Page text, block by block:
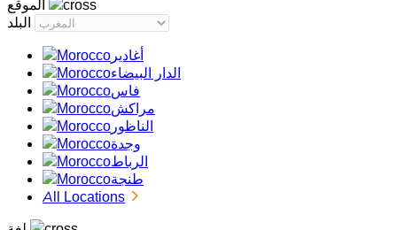
أغادير
الدار البيضاء
فاس
مراكش
الناظور
وجدة
الرباط
طنجة
All Locations